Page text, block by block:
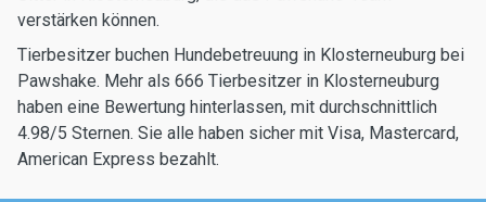
verstärken können.
Tierbesitzer buchen Hundebetreuung in Klosterneuburg bei
Pawshake. Mehr als 666 Tierbesitzer in Klosterneuburg
haben eine Bewertung hinterlassen, mit durchschnittlich
4.98/5 Sternen. Sie alle haben sicher mit Visa, Mastercard,
American Express bezahlt.